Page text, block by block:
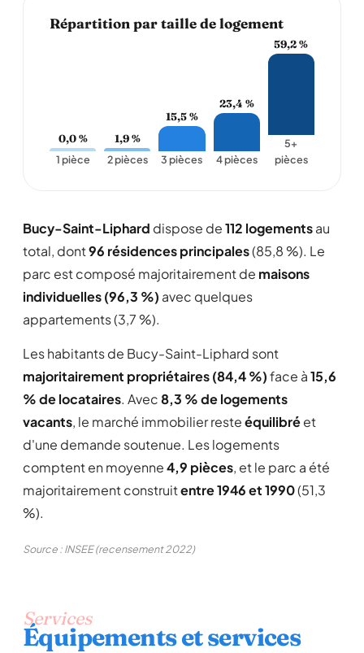
Répartition par taille de logement
0,0 %
1 pièce
1,9 %
2 pièces
15,5 %
3 pièces
23,4 %
4 pièces
59,2 %
5+
pièces
Bucy-Saint-Liphard dispose de112 logementsau
total, dont96 résidences principales(85,8 %). Le
parc est composé majoritairement de maisons
individuelles (96,3 %) avec quelques
appartements (3,7 %).
Les habitants de Bucy-Saint-Liphard sont
majoritairement propriétaires (84,4 %)face à15,6
% de locataires. Avec8,3 % de logements
vacants, le marché immobilier resteéquilibréet
d'une demande soutenue. Les logements
comptent en moyenne4,9 pièces, et le parc a été
majoritairement construitentre 1946 et 1990(51,3
%).
Source : INSEE (recensement 2022)
Services
Équipements et services